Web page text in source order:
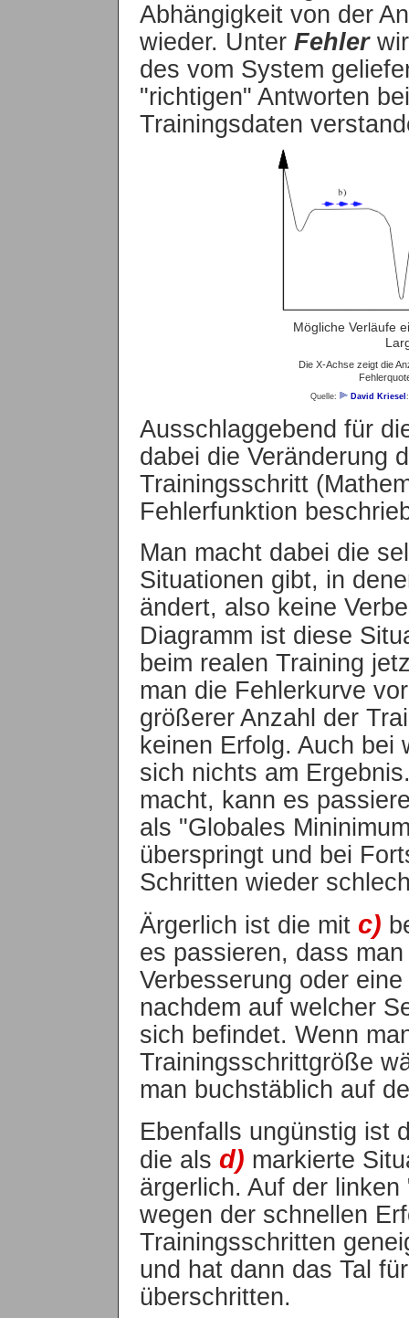
Abhängigkeit von der
wieder. Unter Fehler
des vom System
"richtigen" Antworten
Trainingsdaten
Mögliche Verläufe
Die X-Achse zeigt die
Quelle: David Kriesel
Ausschlaggebend für
dabei die Veränderung
Trainingsschritt
Fehlerfunktion
Man macht dabei die
Situationen gibt, in
ändert, also keine
Diagramm ist diese
beim realen Training
man die Fehlerkurve
größerer Anzahl der
keinen Erfolg. Auch bei
sich nichts am
macht, kann es
als "Globales
überspringt und bei
Schritten wieder
Ärgerlich ist die mit c)
es passieren, dass
Verbesserung oder
nachdem auf welcher
sich befindet. Wenn
Trainingsschrittgröße
man buchstäblich auf
Ebenfalls ungünstig ist
die als d) markierte
ärgerlich. Auf der
wegen der schnellen
Trainingsschritten
und hat dann das Tal
überschritten.